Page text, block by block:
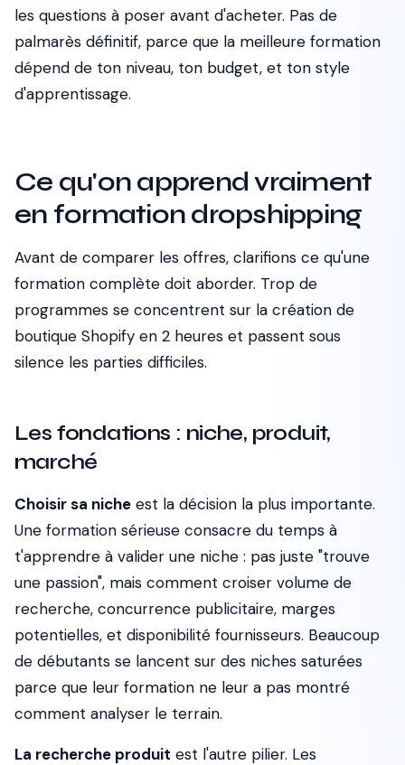
les questions à poser avant d'acheter. Pas de
palmarès définitif, parce que la meilleure formation
dépend de ton niveau, ton budget, et ton style
d'apprentissage.
Ce qu'on apprend vraiment
en formation dropshipping
Avant de comparer les offres, clarifions ce qu'une
formation complète doit aborder. Trop de
programmes se concentrent sur la création de
boutique Shopify en 2 heures et passent sous
silence les parties difficiles.
Les fondations : niche, produit,
marché
Choisir sa niche est la décision la plus importante.
Une formation sérieuse consacre du temps à
t'apprendre à valider une niche : pas juste "trouve
une passion", mais comment croiser volume de
recherche, concurrence publicitaire, marges
potentielles, et disponibilité fournisseurs. Beaucoup
de débutants se lancent sur des niches saturées
parce que leur formation ne leur a pas montré
comment analyser le terrain.
La recherche produit est l'autre pilier. Les